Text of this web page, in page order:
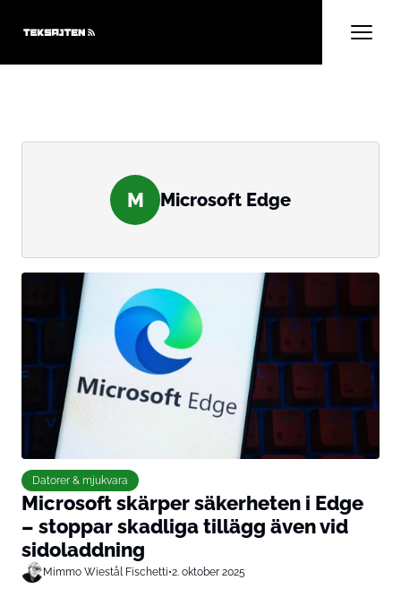
M Microsoft Edge
Datorer & mjukvara
Microsoft skärper säkerheten i Edge
– stoppar skadliga tillägg även vid
sidoladdning
Mimmo Wiestål Fischetti•2. oktober 2025